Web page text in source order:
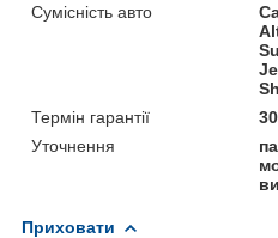
Сумісність авто
Термін гарантії
Уточнення
Приховати